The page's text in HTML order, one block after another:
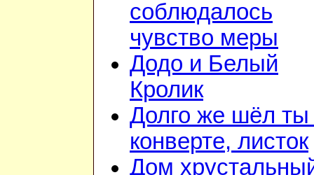
соблюдалось
чувство меры
Додо и Белый
Кролик
Долго же шёл ты
конверте, листок
Дом